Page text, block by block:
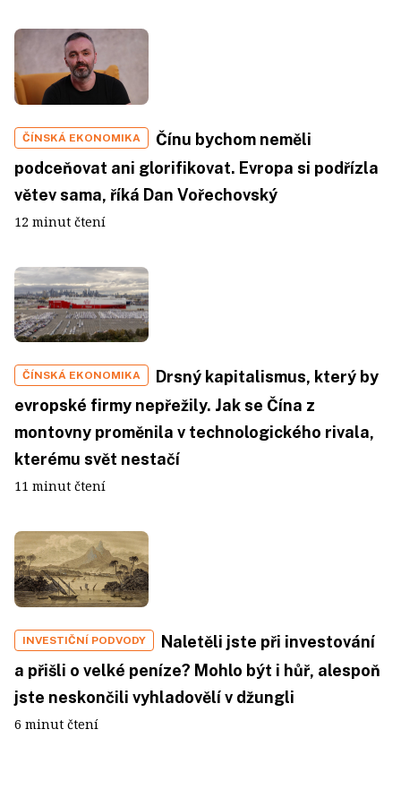
ČÍNSKÁ EKONOMIKA
Čínu bychom neměli
podceňovat ani glorifikovat. Evropa si podřízla
větev sama, říká Dan Vořechovský
12 minut čtení
ČÍNSKÁ EKONOMIKA
Drsný kapitalismus, který by
evropské firmy nepřežily. Jak se Čína z
montovny proměnila v technologického rivala,
kterému svět nestačí
11 minut čtení
INVESTIČNÍ PODVODY
Naletěli jste při investování
a přišli o velké peníze? Mohlo být i hůř, alespoň
jste neskončili vyhladovělí v džungli
6 minut čtení